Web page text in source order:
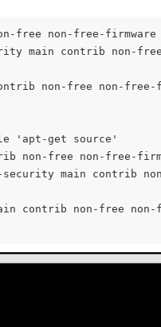
free non-free-firmware
main contrib non-
non-free non-free-
'apt-get source'
non-free non-free-
main contrib
contrib non-free